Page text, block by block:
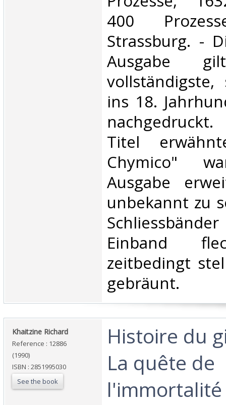
400
Strassburg. -
Ausgabe
ins 18.
Titel
Chymico"
Ausgabe
unbekannt zu
Einband
zeitbedingt
gebräunt.‎
‎Khaitzine Richard‎
Reference : 12886
(1990)
ISBN : 2851995030
See the book
‎Histoire du
La quête de
l'immortalité‎